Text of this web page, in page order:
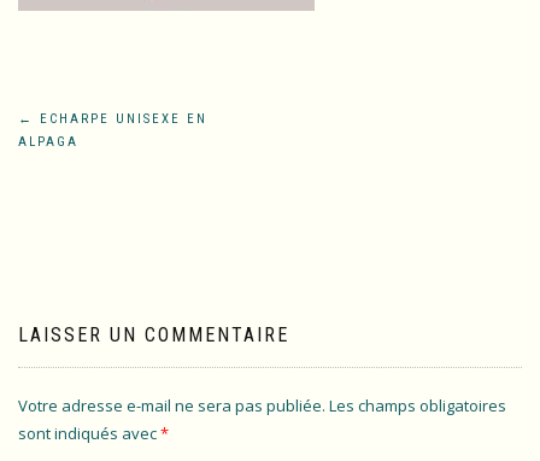
Navigation
←
ECHARPE UNISEXE EN
ALPAGA
LAISSER UN COMMENTAIRE
Votre adresse e-mail ne sera pas publiée. Les champs obligatoires
sont indiqués avec*